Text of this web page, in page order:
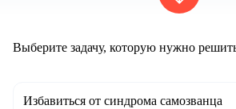
Выберите задачу, которую нужно
Избавиться от синдрома самозванца